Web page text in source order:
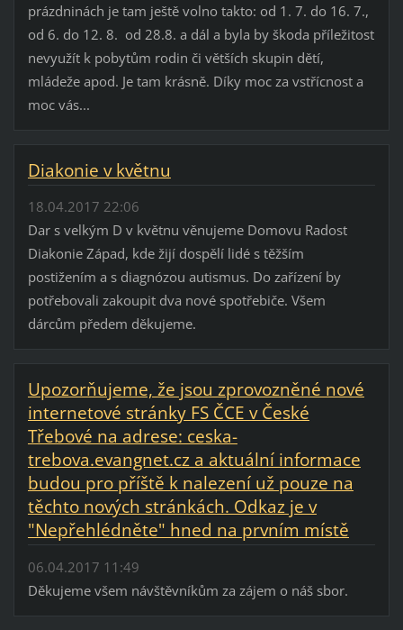
prázdninách je tam ještě volno takto: od 1. 7. do 16. 7.,
od 6. do 12. 8. od 28.8. a dál a byla by škoda příležitost
nevyužít k pobytům rodin či větších skupin dětí,
mládeže apod. Je tam krásně. Díky moc za vstřícnost a
moc vás...
Diakonie v květnu
18.04.2017 22:06
Dar s velkým D v květnu věnujeme Domovu Radost
Diakonie Západ, kde žijí dospělí lidé s těžším
postižením a s diagnózou autismus. Do zařízení by
potřebovali zakoupit dva nové spotřebiče. Všem
dárcům předem děkujeme.
Upozorňujeme, že jsou zprovozněné nové
internetové stránky FS ČCE v České
Třebové na adrese: ceska-
trebova.evangnet.cz a aktuální informace
budou pro příště k nalezení už pouze na
těchto nových stránkách. Odkaz je v
"Nepřehlédněte" hned na prvním místě
06.04.2017 11:49
Děkujeme všem návštěvníkům za zájem o náš sbor.